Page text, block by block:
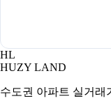
HL
HUZY LAND
수도권 아파트 실거래